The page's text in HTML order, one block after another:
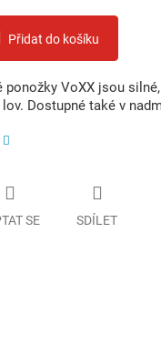
Přidat do košíku
ponožky VoXX jsou
Dostupné také v
SE SDÍLET